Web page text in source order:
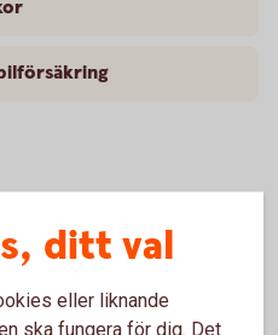
att försäkra
är det för skillnad på
ditt val
eller liknande
ska fungera för dig. Det